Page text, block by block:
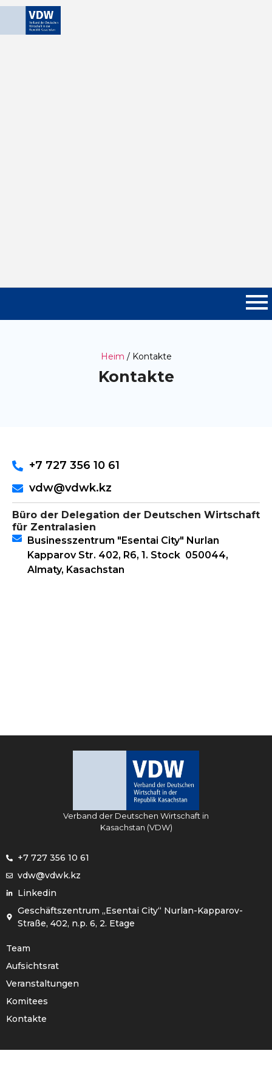
Heim / Kontakte
Kontakte
+7 727 356 10 61
vdw@vdwk.kz
Büro der Delegation der Deutschen Wirtschaft
für Zentralasien
Businesszentrum "Esentai City" Nurlan
Kapparov Str. 402, R6, 1. Stock 050044,
Almaty, Kasachstan
Verband der Deutschen Wirtschaft in
Kasachstan (VDW)
+7 727 356 10 61
vdw@vdwk.kz
Linkedin
Geschäftszentrum „Esentai City“ Nurlan-Kapparov-
Straße, 402, n.p. 6, 2. Etage
Team
Aufsichtsrat
Veranstaltungen
Komitees
Kontakte